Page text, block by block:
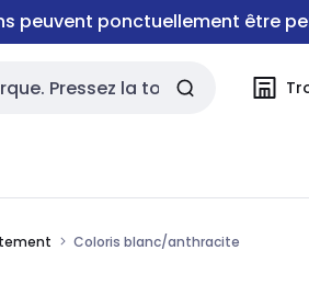
peuvent ponctuellement être
Coloris blanc/anthracite